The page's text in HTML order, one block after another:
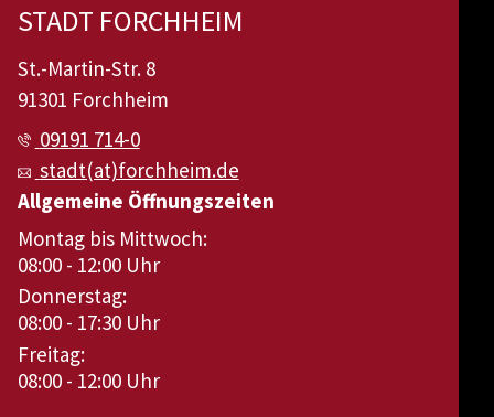
STADT FORCHHEIM
St.-Martin-Str. 8
91301 Forchheim
09191 714-0
stadt(at)forchheim.de
Allgemeine Öffnungszeiten
Montag bis Mittwoch:
08:00 - 12:00 Uhr
Donnerstag:
08:00 - 17:30 Uhr
Freitag:
08:00 - 12:00 Uhr